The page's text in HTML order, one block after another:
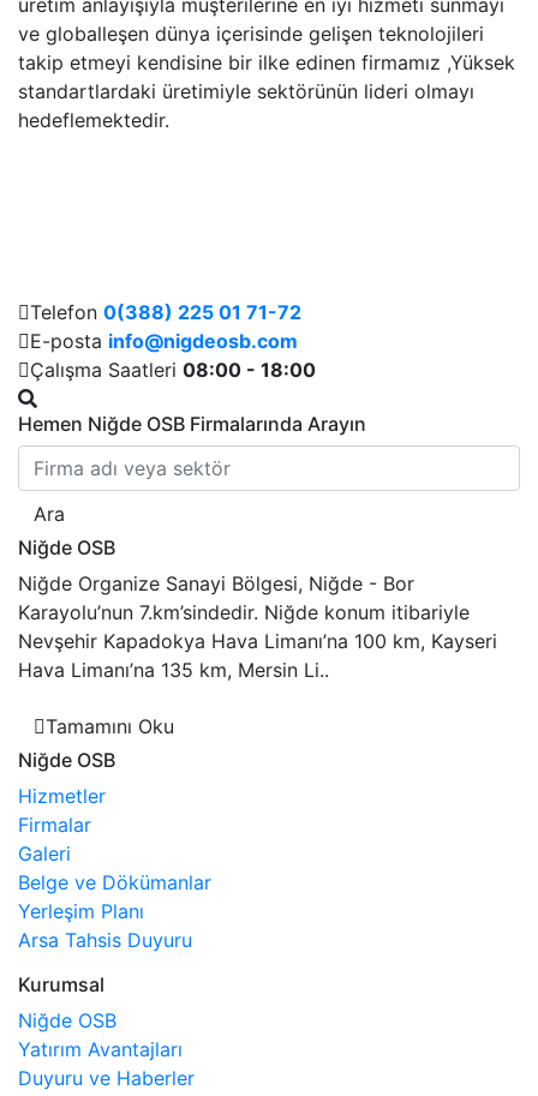
üretim anlayışıyla müşterilerine en iyi hizmeti sunmayı
ve globalleşen dünya içerisinde gelişen teknolojileri
takip etmeyi kendisine bir ilke edinen firmamız ,Yüksek
standartlardaki üretimiyle sektörünün lideri olmayı
hedeflemektedir.
Telefon 0(388) 225 01 71-72
E-posta info@nigdeosb.com
Çalışma Saatleri 08:00 - 18:00
Hemen Niğde OSB Firmalarında Arayın
Ara
Niğde OSB
Niğde Organize Sanayi Bölgesi, Niğde - Bor
Karayolu’nun 7.km’sindedir. Niğde konum itibariyle
Nevşehir Kapadokya Hava Limanı’na 100 km, Kayseri
Hava Limanı’na 135 km, Mersin Li..
Tamamını Oku
Niğde OSB
Hizmetler
Firmalar
Galeri
Belge ve Dökümanlar
Yerleşim Planı
Arsa Tahsis Duyuru
Kurumsal
Niğde OSB
Yatırım Avantajları
Duyuru ve Haberler